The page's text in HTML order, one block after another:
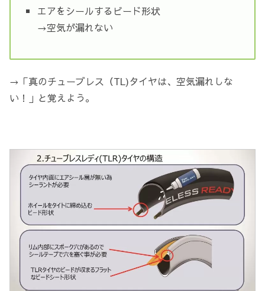
エアをシールするビード形状
→空気が漏れない
→「真のチューブレス（TL)タイヤは、空気漏れしな
い！」と覚えよう。